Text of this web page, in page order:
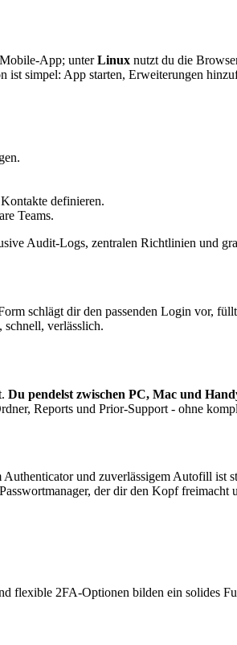
App; unterLinux nutzt du die
simpel: App starten, Erweiterungen
definieren.
Teams.
Audit-Logs, zentralen Richtlinien und
schlägt dir den passenden Login vor,
schnell, verlässlich.
Du pendelst zwischen PC, Mac und
Reports und Prior-Support - ohne
und zuverlässigem Autofill ist
der dir den Kopf freimacht
2FA-Optionen bilden ein solides